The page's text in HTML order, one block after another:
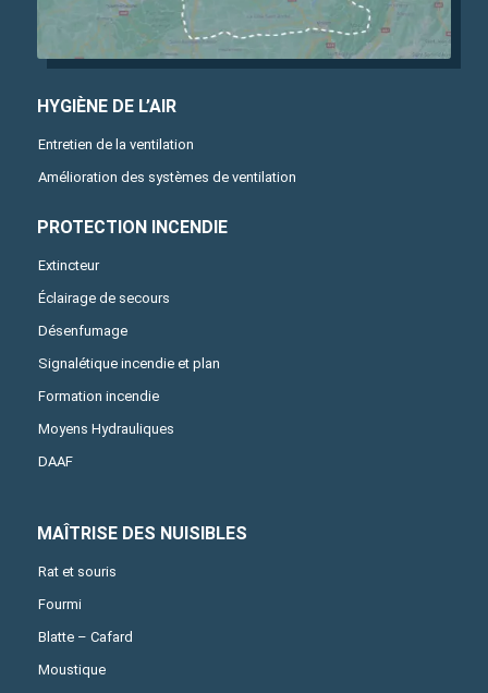
HYGIÈNE DE L’AIR
Entretien de la ventilation
Amélioration des systèmes de ventilation
PROTECTION INCENDIE
Extincteur
Éclairage de secours
Désenfumage
Signalétique incendie et plan
Formation incendie
Moyens Hydrauliques
DAAF
MAÎTRISE DES NUISIBLES
Rat et souris
Fourmi
Blatte – Cafard
Moustique